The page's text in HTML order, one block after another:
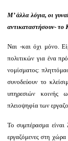
Μ’ άλλα λόγια, οι
αντικαταστήσουν-
Ναι -και όχι μόνο.
πολιτικών για ένα
νομίσματος:
συνοδεύουν το
υπηρεσιών κοινής
πλειοψηφία των
Το συμπέρασμα είναι
εργαζόμενες στη